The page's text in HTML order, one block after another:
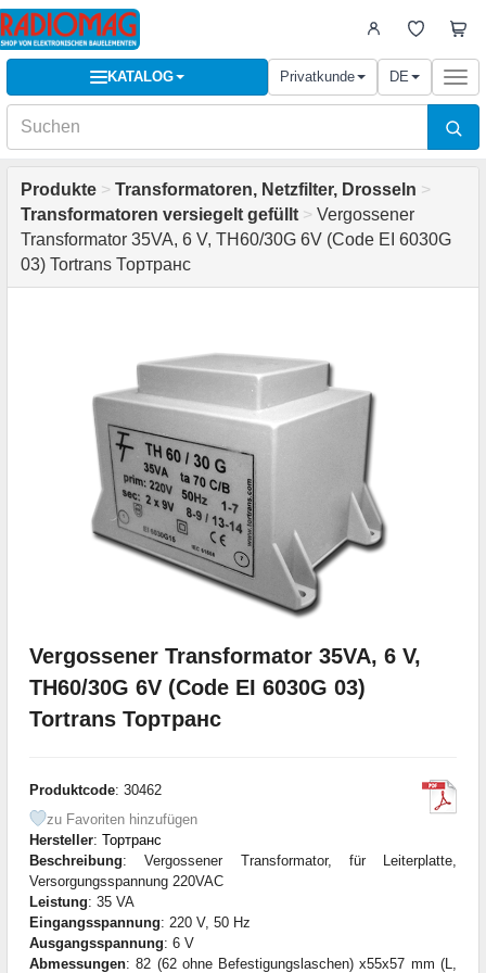
KATALOG Privatkunde DE
Produkte > Transformatoren, Netzfilter, Drosseln >
Transformatoren versiegelt gefüllt > Vergossener
Transformator 35VA, 6 V, TH60/30G 6V (Code EI 6030G
03) Tortrans Тортранс
Vergossener Transformator 35VA, 6 V,
TH60/30G 6V (Code EI 6030G 03)
Tortrans Тортранс
Produktcode: 30462
zu Favoriten hinzufügen
Hersteller: Тортранс
Beschreibung: Vergossener Transformator, für Leiterplatte,
Versorgungsspannung 220VAC
Leistung: 35 VA
Eingangsspannung: 220 V, 50 Hz
Ausgangsspannung: 6 V
Abmessungen: 82 (62 ohne Befestigungslaschen) x55x57 mm (L,